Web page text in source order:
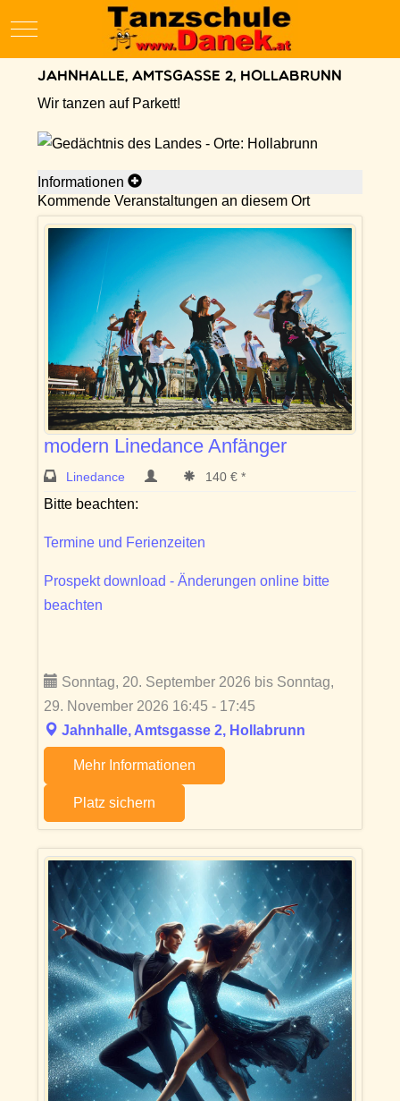
Mobile Menu Toggle
Jahnhalle, Amtsgasse 2, Hollabrunn
Wir tanzen auf Parkett!
Informationen
Kommende Veranstaltungen an diesem Ort
modern Linedance Anfänger
Linedance 140 € *
Bitte beachten:
Termine und Ferienzeiten
Prospekt download - Änderungen online bitte
beachten
Sonntag, 20. September 2026 bis Sonntag,
29. November 2026 16:45 - 17:45
Jahnhalle, Amtsgasse 2, Hollabrunn
Mehr Informationen
Platz sichern